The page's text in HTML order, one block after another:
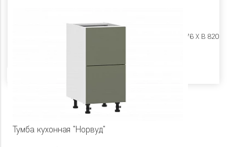
Ш 450 X Г 576 X В 820
Тумба кухонная "Норвуд"